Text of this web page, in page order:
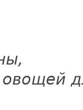
овощей